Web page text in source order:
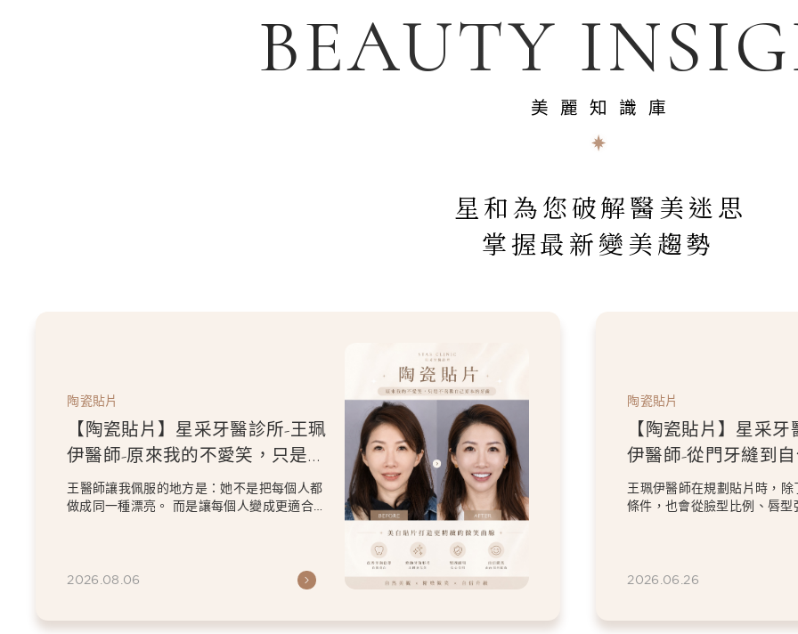
BEAUTY
美麗知識庫
星和為您破解醫美迷思
掌握最新變美趨勢
陶瓷貼片
【陶瓷貼片】星采牙醫診所-王珮
伊醫師-原來我的不愛笑，只是不
喜歡自己原本的牙齒
王醫師讓我佩服的地方是：她不是把每個人都
做成同一種漂亮。 而是讓每個人變成更適合自
2026.08.06
陶瓷貼片
【陶瓷貼片】星采
伊醫師-從門牙縫到
白貼片打造更精緻的
王珮伊醫師在規劃貼片時，除
條件，也會從臉型比例、唇型
2026.06.26